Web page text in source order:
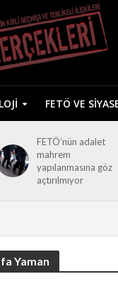
FETÖ VE
FETÖ’nün adalet
mahrem
yapılanmasına göz
açtırılmıyor
Yaman